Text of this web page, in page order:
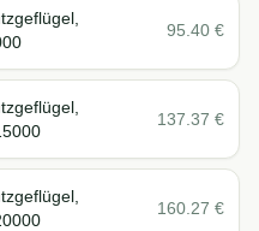
95.40 €
137.37 €
160.27 €